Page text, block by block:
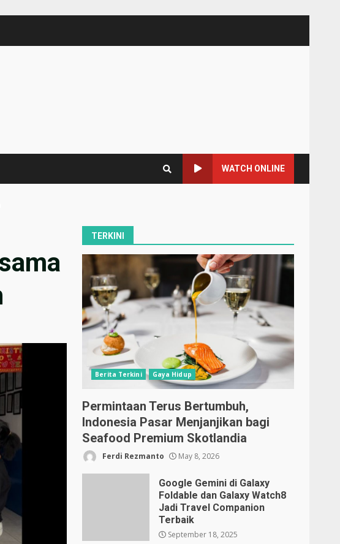
WATCH ONLINE
TERKINI
Berita Terkini Gaya Hidup
Permintaan Terus Bertumbuh,
Indonesia Pasar Menjanjikan bagi
Seafood Premium Skotlandia
Ferdi Rezmanto May 8, 2026
Google Gemini di Galaxy
Foldable dan Galaxy Watch8
Jadi Travel Companion
Terbaik
September 18, 2025